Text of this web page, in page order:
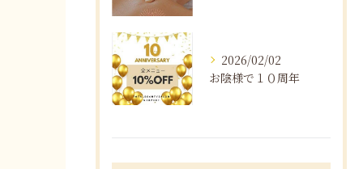
2026/02/02
お陰様で１０周年